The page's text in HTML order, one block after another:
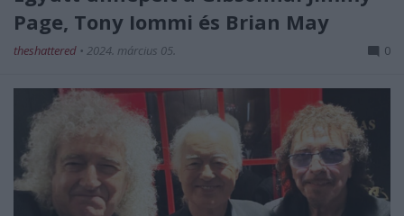
Page, Tony Iommi és Brian May
theshattered • 2024. március 05. 0